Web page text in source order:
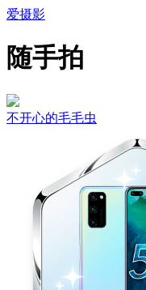
爱摄影
随手拍
不开心的毛毛虫